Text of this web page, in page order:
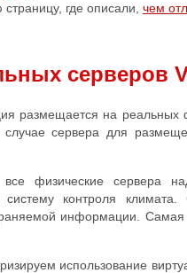
где описали, чем
серверов
размещается на реальных
случае сервера для
все физические сервера
систему контроля
информации. Самая
использование